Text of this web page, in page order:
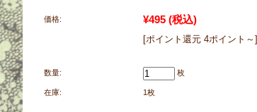
価格: ¥495 (税込)
[ポイント還元 4ポイント～]
数量: 枚
在庫: 1枚